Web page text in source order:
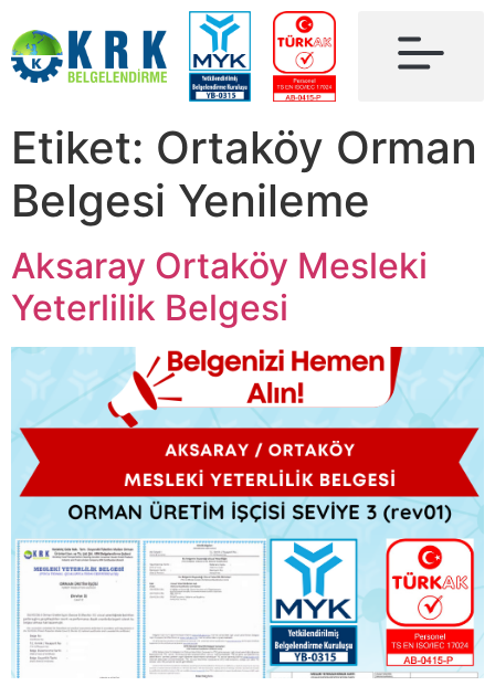
Etiket: Ortaköy Orman
Belgesi Yenileme
Aksaray Ortaköy Mesleki
Yeterlilik Belgesi